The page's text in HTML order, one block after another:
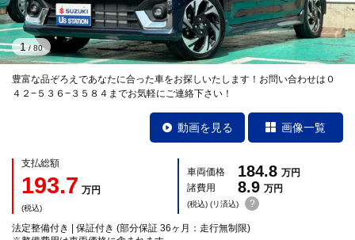
豊富な品ぞろえであなたに合った車をお探しいたします！お問い合わせは０
４２−５３６−３５８４までお気軽にご連絡下さい！
1/80
動画を見る 画像一覧
支払総額
193.7 万円
(税込)
車両価格 184.8 万円
諸費用
8.9 万円
(税込) (リ済込) ?
法定整備付き | 保証付き (部分保証 36ヶ月：走行無制限)